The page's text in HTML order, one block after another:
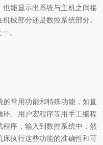
能显示出系统与主机之间接
械部分还是数控系统部分。
。
常用功能和特殊功能，如直
、用户宏程序等用手工编程
序，输入到数控系统中，然
床执行这些功能的准确性和可